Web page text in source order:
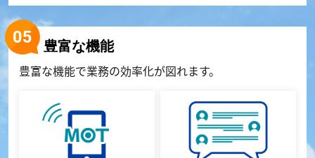
豊富な機能
豊富な機能で業務の効率化が図れます。